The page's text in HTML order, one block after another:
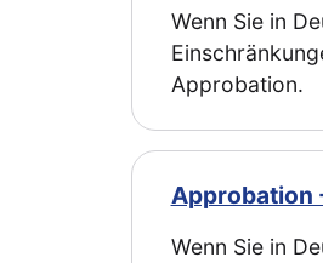
Wenn Sie in
Approbation.
Approbation
Wenn Sie in